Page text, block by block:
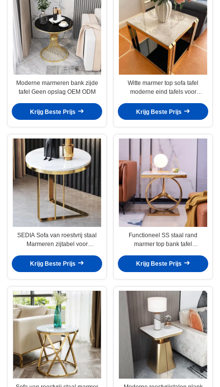
Moderne marmeren bank zijde
tafel Geen opslag OEM ODM
Krijg Beste Prijs
Witte marmer top sofa tafel
moderne eind tafels voor
Krijg Beste Prijs
SEDIA Sofa van roestvrij staal
Marmeren zijtabel voor
Krijg Beste Prijs
Functioneel SS staal rand
marmer top bank tafel
Krijg Beste Prijs